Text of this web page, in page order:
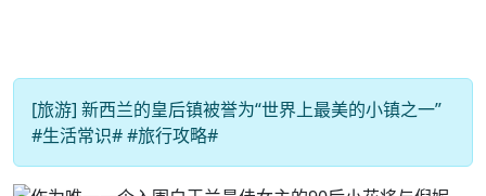
[旅游] 新西兰的皇后镇被誉为“世界上最美的小镇之一”
#生活常识# #旅行攻略#